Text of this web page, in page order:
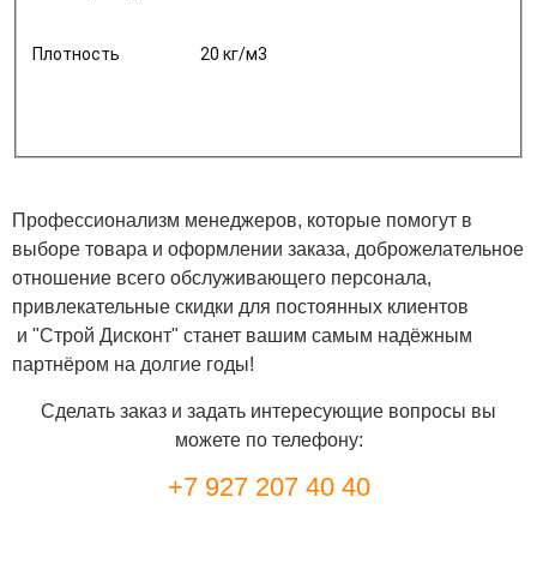
Плотность 20 кг/м3
Профессионализм менеджеров, которые помогут в
выборе товара и оформлении заказа, доброжелательное
отношение всего обслуживающего персонала,
привлекательные скидки для постоянных клиентов
и "Строй Дисконт" станет вашим самым надёжным
партнёром на долгие годы!
Сделать заказ и задать интересующие вопросы вы
можете по телефону:
+7 927 207 40 40